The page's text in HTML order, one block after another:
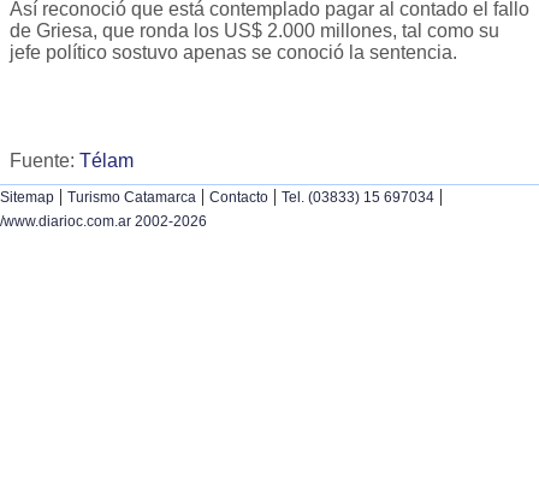
Así reconoció que está contemplado pagar al contado el fallo
de Griesa, que ronda los US$ 2.000 millones, tal como su
jefe político sostuvo apenas se conoció la sentencia.
Fuente: Télam
Sitemap | Turismo Catamarca | Contacto | Tel. (03833) 15 697034 |
/www.diarioc.com.ar 2002-2026